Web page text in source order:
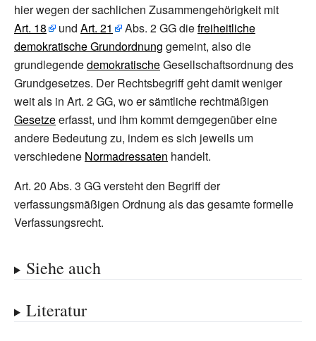
hier wegen der sachlichen Zusammengehörigkeit mit
Art. 18 und Art. 21 Abs. 2 GG diefreiheitliche
demokratische Grundordnung gemeint, also die
grundlegendedemokratischeGesellschaftsordnung des
Grundgesetzes. Der Rechtsbegriff geht damit weniger
weit als in Art. 2 GG, wo er sämtliche rechtmäßigen
Gesetzeerfasst, und ihm kommt demgegenüber eine
andere Bedeutung zu, indem es sich jeweils um
verschiedene Normadressaten handelt.
Art. 20 Abs. 3 GG versteht den Begriff der
verfassungsmäßigen Ordnung als das gesamte formelle
Verfassungsrecht.
Siehe auch
Literatur